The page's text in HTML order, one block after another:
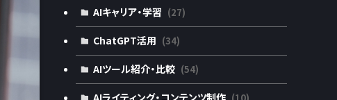
AIキャリア・学習 (27)
ChatGPT活用 (34)
AIツール紹介・比較 (54)